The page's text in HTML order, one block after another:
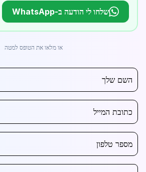
שלחו לי הודעה ב-WhatsApp
או מלאו את הטופס למטה